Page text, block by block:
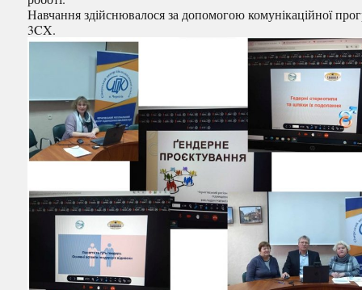
Навчання здійснювалося за допомогою комунікаційної
3CX.